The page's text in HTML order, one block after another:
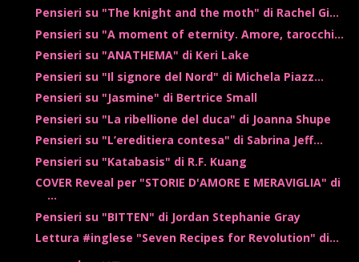
Pensieri su "The knight and the moth" di Rachel Gi...
Pensieri su "A moment of eternity. Amore, tarocchi...
Pensieri su "ANATHEMA" di Keri Lake
Pensieri su "Il signore del Nord" di Michela Piazz...
Pensieri su "Jasmine" di Bertrice Small
Pensieri su "La ribellione del duca" di Joanna Shupe
Pensieri su "L’ereditiera contesa" di Sabrina Jeff...
Pensieri su "Katabasis" di R.F. Kuang
COVER Reveal per "STORIE D'AMORE E MERAVIGLIA" di
...
Pensieri su "BITTEN" di Jordan Stephanie Gray
Lettura #inglese "Seven Recipes for Revolution" di...